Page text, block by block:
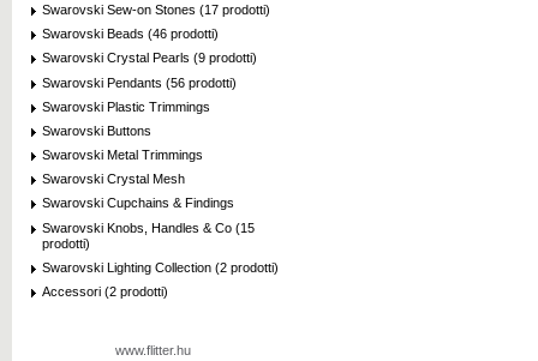
Swarovski Sew-on Stones (17 prodotti)
Swarovski Beads (46 prodotti)
Swarovski Crystal Pearls (9 prodotti)
Swarovski Pendants (56 prodotti)
Swarovski Plastic Trimmings
Swarovski Buttons
Swarovski Metal Trimmings
Swarovski Crystal Mesh
Swarovski Cupchains & Findings
Swarovski Knobs, Handles & Co (15
prodotti)
Swarovski Lighting Collection (2 prodotti)
Accessori (2 prodotti)
www.flitter.hu